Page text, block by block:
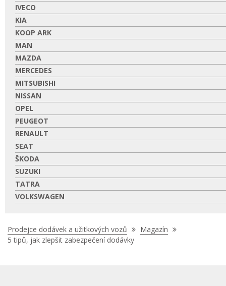
IVECO
KIA
KOOP ARK
MAN
MAZDA
MERCEDES
MITSUBISHI
NISSAN
OPEL
PEUGEOT
RENAULT
SEAT
ŠKODA
SUZUKI
TATRA
VOLKSWAGEN
Nacházíte
se
Prodejce dodávek a užitkových vozů
Magazín
5 tipů, jak zlepšit zabezpečení dodávky